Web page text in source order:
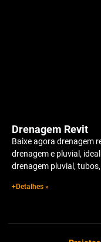
Drenagem Revit
Baixe agora drenagem
drenagem e pluvial,
drenagem pluvial,
+Detalhes »